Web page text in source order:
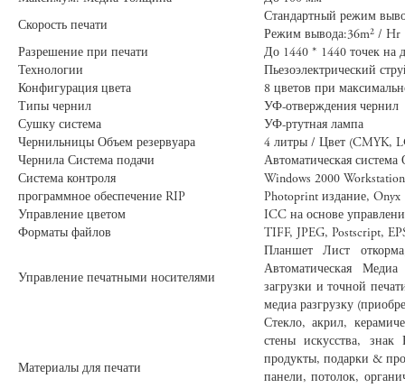
Скорость печати
Стандартный режим
Режим вывода:36m² /
Разрешение при печати
До 1440 * 1440 точек на
Технологии
Пьезоэлектрический
Конфигурация цвета
8 цветов при
Типы чернил
УФ-отверждения чернил
Сушку система
УФ-ртутная лампа
Чернильницы Объем резервуара
4 литры / Цвет (CMYK,
Чернила Система подачи
Автоматическая система
Система контроля
Windows 2000
программное обеспечение RIP
Photoprint издание, Onyx
Управление цветом
ICC на основе
Форматы файлов
TIFF, JPEG, Postscript,
Управление печатными носителями
Планшет Лист
Автоматическая Медиа
загрузки и точной
медиа разгрузку
Материалы для печати
Стекло, акрил,
стены искусства,
продукты, подарки &
панели, потолок,